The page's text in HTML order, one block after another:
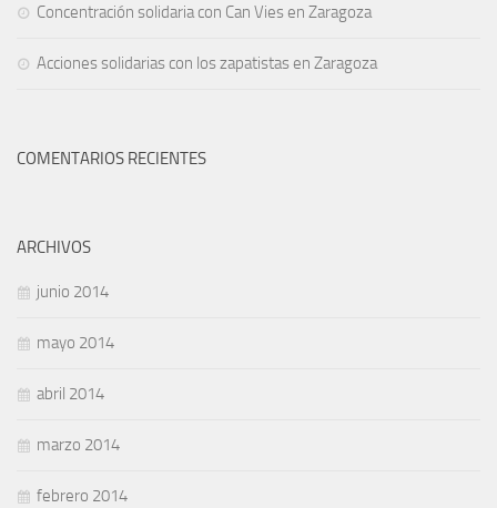
Concentración solidaria con Can Vies en Zaragoza
Acciones solidarias con los zapatistas en Zaragoza
COMENTARIOS RECIENTES
ARCHIVOS
junio 2014
mayo 2014
abril 2014
marzo 2014
febrero 2014